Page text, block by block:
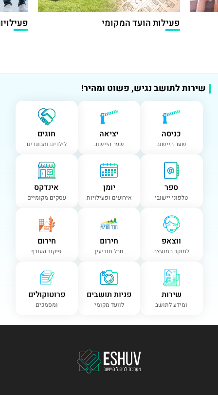
פעילות הועד המקומי
שירות לתושב נגיש, פשוט ומהיר!
כניסה
שער היישוב
יציאה
שער היישוב
חוגים
לילדים ומבוגרים
ספר
טלפוני יישובי
יומן
אירועים ופעילויות
אינדקס
עסקים מקומיים
ווצאפ
למוקד המועצה
חירום
חבל מודיעין
חירום
פיקוד העורף
שירות
ומידע לתושב
פניות תושבים
לוועד מקומי
פרוטוקולים
ומסמכים